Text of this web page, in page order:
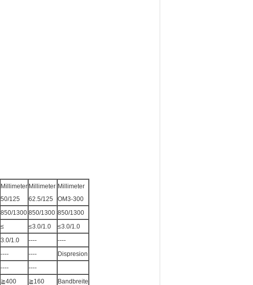
Millimeter
50/125
Millimeter
62.5/125
Millimeter
OM3-300
850/1300 850/1300 850/1300
≤ ≤3.0/1.0 ≤3.0/1.0
3.0/1.0 ---- ----
---- ---- Dispresion
---- ----
≧400 ≧160 Bandbreite